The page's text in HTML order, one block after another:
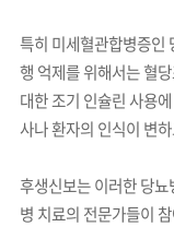
특히 미세혈관합병증인
행 억제를 위해서는 혈
대한 조기 인슐린 사용
사나 환자의 인식이 변
후생신보는 이러한 당
병 치료의 전문가들이